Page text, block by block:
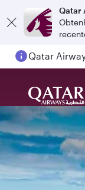
Qatar